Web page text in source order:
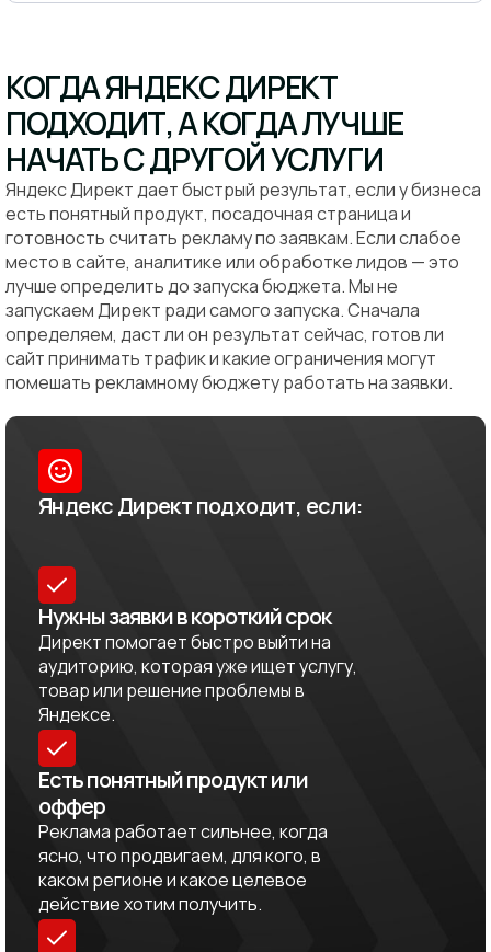
КОГДА ЯНДЕКС ДИРЕКТ
ПОДХОДИТ, А КОГДА ЛУЧШЕ
НАЧАТЬ С ДРУГОЙ УСЛУГИ
Яндекс Директ дает быстрый результат, если у бизнеса
есть понятный продукт, посадочная страница и
готовность считать рекламу по заявкам. Если слабое
место в сайте, аналитике или обработке лидов — это
лучше определить до запуска бюджета. Мы не
запускаем Директ ради самого запуска. Сначала
определяем, даст ли он результат сейчас, готов ли
сайт принимать трафик и какие ограничения могут
помешать рекламному бюджету работать на заявки.
Яндекс Директ подходит, если:
Нужны заявки в короткий срок
Директ помогает быстро выйти на
аудиторию, которая уже ищет услугу,
товар или решение проблемы в
Яндексе.
Есть понятный продукт или
оффер
Реклама работает сильнее, когда
ясно, что продвигаем, для кого, в
каком регионе и какое целевое
действие хотим получить.